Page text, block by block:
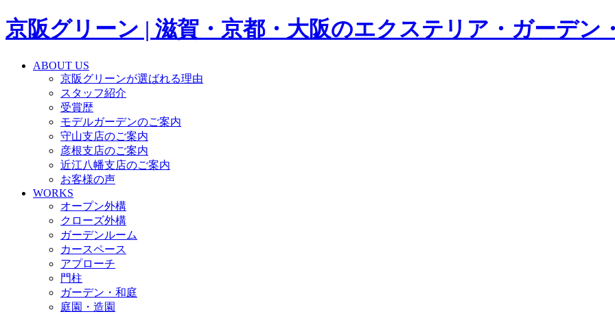
京阪グリーン | 滋賀・京都・大阪のエクステリア・ガーデン
ABOUT US
京阪グリーンが選ばれる理由
スタッフ紹介
受賞歴
モデルガーデンのご案内
守山支店のご案内
彦根支店のご案内
近江八幡支店のご案内
お客様の声
WORKS
オープン外構
クローズ外構
ガーデンルーム
カースペース
アプローチ
門柱
ガーデン・和庭
庭園・造園